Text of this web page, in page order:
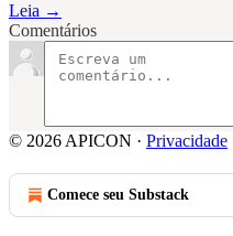
Leia →
Comentários
© 2026 APICON · Privacidade
Comece seu Substack